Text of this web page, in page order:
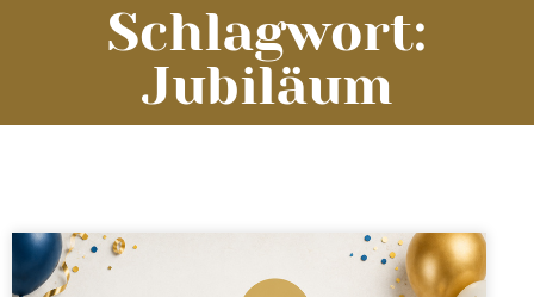
Schlagwort:
Jubiläum